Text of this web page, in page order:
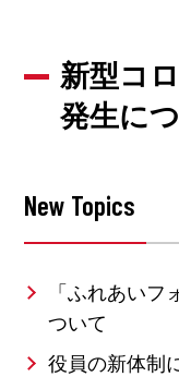
新型コ
発生に
New Topics
「ふれあい
ついて
役員の新体制